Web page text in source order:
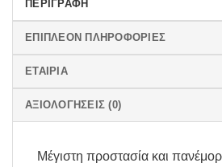
ΠΕΡΙΓΡΑΦΉ
ΕΠΙΠΛΈΟΝ ΠΛΗΡΟΦΟΡΊΕΣ
ΕΤΑΙΡΊΑ
ΑΞΙΟΛΟΓΉΣΕΙΣ (0)
Μέγιστη προστασία και